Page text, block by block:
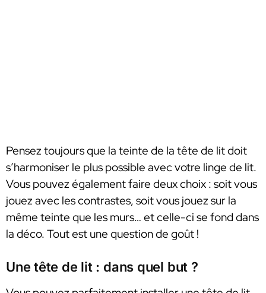
Pensez toujours que la teinte de la tête de lit doit
s’harmoniser le plus possible avec votre linge de lit.
Vous pouvez également faire deux choix : soit vous
jouez avec les contrastes, soit vous jouez sur la
même teinte que les murs… et celle-ci se fond dans
la déco. Tout est une question de goût !
Une tête de lit : dans quel but ?